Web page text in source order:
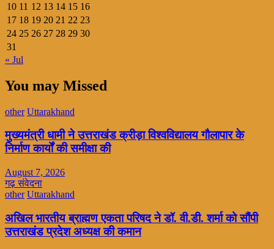
10 11 12 13 14 15 16
17 18 19 20 21 22 23
24 25 26 27 28 29 30
31
« Jul
You may Missed
other Uttarakhand
मुख्यमंत्री धामी ने उत्तराखंड क्रीड़ा विश्वविद्यालय गौलापार के
निर्माण कार्यों की समीक्षा की
August 7, 2026
गढ़ संवेदना
other Uttarakhand
अखिल भारतीय ब्राह्मण एकता परिषद ने डॉ. वी.डी. शर्मा को सौंपी
उत्तराखंड प्रदेश अध्यक्ष की कमान